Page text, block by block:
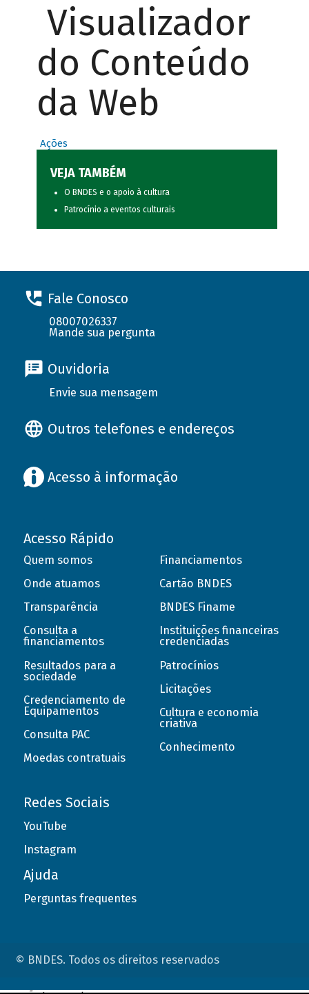
Visualizador
do Conteúdo
da Web
Ações
VEJA TAMBÉM
O BNDES e o apoio à cultura
Patrocínio a eventos culturais
Fale Conosco
08007026337
Mande sua pergunta
Ouvidoria
Envie sua mensagem
Outros telefones e endereços
Acesso à informação
Acesso Rápido
Quem somos
Onde atuamos
Transparência
Consulta a
financiamentos
Resultados para a
sociedade
Credenciamento de
Equipamentos
Consulta PAC
Moedas contratuais
Financiamentos
Cartão BNDES
BNDES Finame
Instituições financeiras
credenciadas
Patrocínios
Licitações
Cultura e economia
criativa
Conhecimento
Redes Sociais
YouTube
Instagram
Ajuda
Perguntas frequentes
© BNDES. Todos os direitos reservados